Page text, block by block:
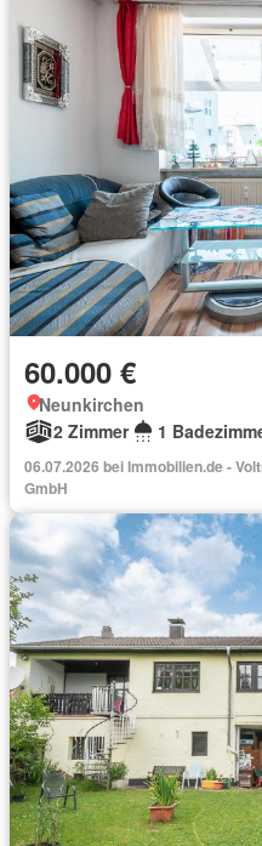
60.000 €
Neunkirchen
2 Zimmer
1
06.07.2026 bei Immobilien.de -
GmbH